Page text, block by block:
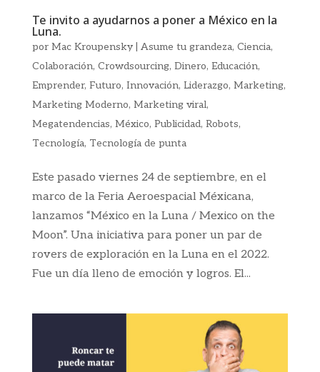
Te invito a ayudarnos a poner a México en la
Luna.
por Mac Kroupensky| Asume tu grandeza, Ciencia,
Colaboración, Crowdsourcing, Dinero, Educación,
Emprender, Futuro, Innovación, Liderazgo, Marketing,
Marketing Moderno, Marketing viral,
Megatendencias, México, Publicidad, Robots,
Tecnología, Tecnología de punta
Este pasado viernes 24 de septiembre, en el
marco de la Feria Aeroespacial Méxicana,
lanzamos “México en la Luna / Mexico on the
Moon”. Una iniciativa para poner un par de
rovers de exploración en la Luna en el 2022.
Fue un día lleno de emoción y logros. El...